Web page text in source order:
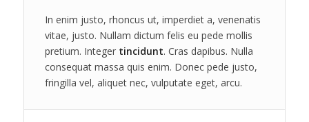
In enim justo, rhoncus ut, imperdiet a, venenatis
vitae, justo. Nullam dictum felis eu pede mollis
pretium. Integer tincidunt. Cras dapibus. Nulla
consequat massa quis enim. Donec pede justo,
fringilla vel, aliquet nec, vulputate eget, arcu.